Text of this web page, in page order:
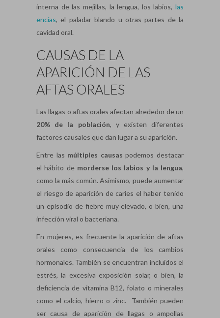
interna de las mejillas, la lengua, los labios, las
encías, el paladar blando u otras partes de la
cavidad oral.
CAUSAS DE LA
APARICIÓN DE LAS
AFTAS ORALES
Las llagas o aftas orales afectan alrededor de un
20% de la población, y existen diferentes
factores causales que dan lugar a su aparición.
Entre las múltiples causas podemos destacar
el hábito de morderse los labios y la lengua,
como la más común. Asimismo, puede aumentar
el riesgo de aparición de caries el haber tenido
un episodio de fiebre muy elevado, o bien, una
infección viral o bacteriana.
En mujeres, es frecuente la aparición de aftas
orales como consecuencia de los cambios
hormonales. También se encuentran incluidos el
estrés, la excesiva exposición solar, o bien, la
deficiencia de vitamina B12, folato o minerales
como el calcio, hierro o zinc. También pueden
ser causa de aparición de llagas o ampollas